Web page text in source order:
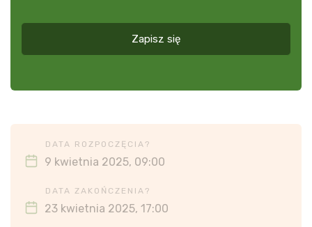
Zapisz się
DATA ROZPOCZĘCIA?
9 kwietnia 2025, 09:00
DATA ZAKOŃCZENIA?
23 kwietnia 2025, 17:00